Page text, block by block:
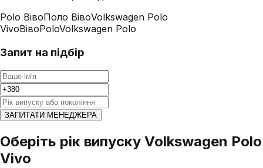
Polo ВівоПоло ВівоVolkswagen Polo
VivoВівоPoloVolkswagen Polo
Запит на підбір
ЗАПИТАТИ МЕНЕДЖЕРА
Оберіть рік випуску Volkswagen Polo
Vivo